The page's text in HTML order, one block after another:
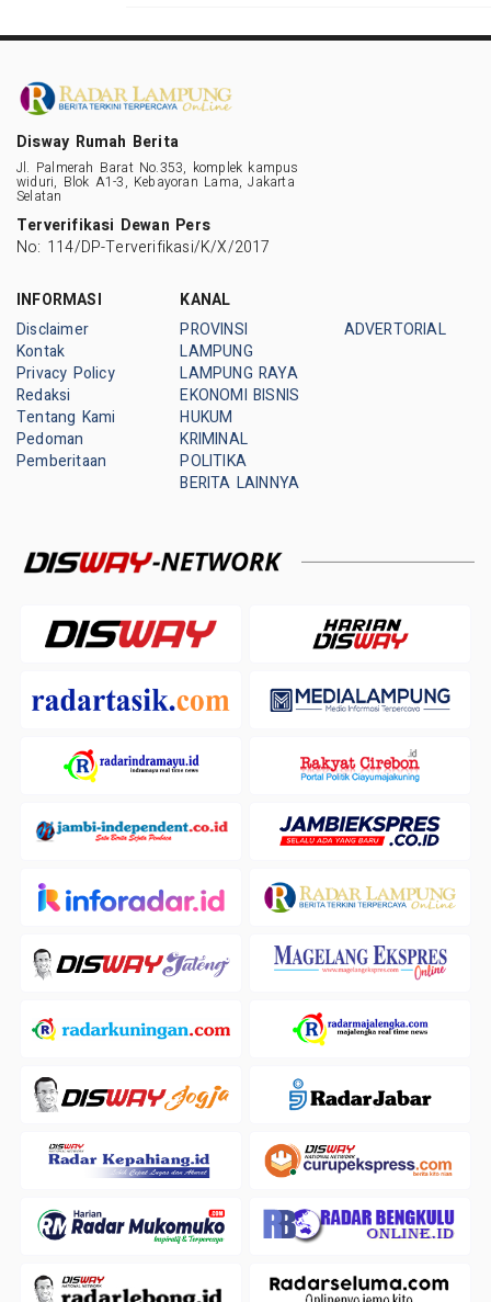
Disway Rumah Berita
Jl. Palmerah Barat No.353, komplek kampus
widuri, Blok A1-3, Kebayoran Lama, Jakarta
Selatan
Terverifikasi Dewan Pers
No: 114/DP-Terverifikasi/K/X/2017
INFORMASI
Disclaimer
Kontak
Privacy Policy
Redaksi
Tentang Kami
Pedoman
Pemberitaan
KANAL
PROVINSI
LAMPUNG
LAMPUNG RAYA
EKONOMI BISNIS
HUKUM
KRIMINAL
POLITIKA
BERITA LAINNYA
ADVERTORIAL